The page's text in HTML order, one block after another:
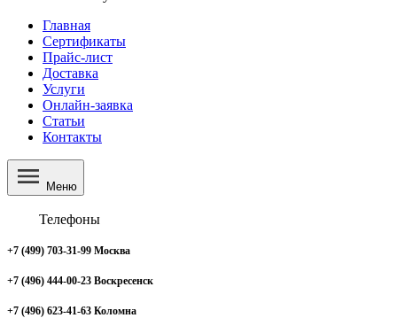
Главная
Сертификаты
Прайс-лист
Доставка
Услуги
Онлайн-заявка
Статьи
Контакты
Меню
Телефоны
+7 (499) 703-31-99 Москва
+7 (496) 444-00-23 Воскресенск
+7 (496) 623-41-63 Коломна